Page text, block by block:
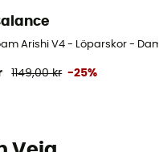
Arishi V4 - Löparskor - Dam
1149,00 kr -25%